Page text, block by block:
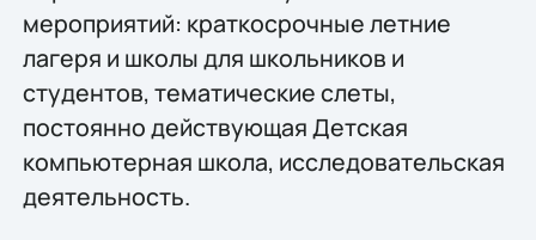
мероприятий: краткосрочные летние
лагеря и школы для школьников и
студентов, тематические слеты,
постоянно действующая Детская
компьютерная школа, исследовательская
деятельность.